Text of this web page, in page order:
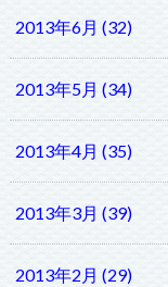
2013年6月 (32)
2013年5月 (34)
2013年4月 (35)
2013年3月 (39)
2013年2月 (29)